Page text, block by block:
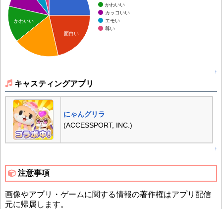
かわいい
カッコいい
エモい
尊い
面白い
かわいい
↑
キャスティングアプリ
にゃんグリラ
(ACCESSPORT, INC.)
↑
注意事項
画像やアプリ・ゲームに関する情報の著作権はアプリ配信
元に帰属します。